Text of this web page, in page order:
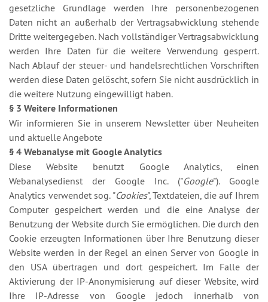
gesetzliche Grundlage werden Ihre personenbezogenen
Daten nicht an außerhalb der Vertragsabwicklung stehende
Dritte weitergegeben. Nach vollständiger Vertragsabwicklung
werden Ihre Daten für die weitere Verwendung gesperrt.
Nach Ablauf der steuer- und handelsrechtlichen Vorschriften
werden diese Daten gelöscht, sofern Sie nicht ausdrücklich in
die weitere Nutzung eingewilligt haben.
§ 3 Weitere Informationen
Wir informieren Sie in unserem Newsletter über Neuheiten
und aktuelle Angebote
§ 4 Webanalyse mit Google Analytics
Diese Website benutzt Google Analytics, einen
Webanalysedienst der Google Inc. ("Google"). Google
Analytics verwendet sog. "Cookies", Textdateien, die auf Ihrem
Computer gespeichert werden und die eine Analyse der
Benutzung der Website durch Sie ermöglichen. Die durch den
Cookie erzeugten Informationen über Ihre Benutzung dieser
Website werden in der Regel an einen Server von Google in
den USA übertragen und dort gespeichert. Im Falle der
Aktivierung der IP-Anonymisierung auf dieser Website, wird
Ihre IP-Adresse von Google jedoch innerhalb von